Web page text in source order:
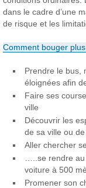
dans le cadre d’une
de risque et les
Comment bouger
Prendre le bus,
éloignées afin
Faire ses
ville
Découvrir les
de sa ville ou
Aller chercher
…..se rendre
voiture à 500
Promener son